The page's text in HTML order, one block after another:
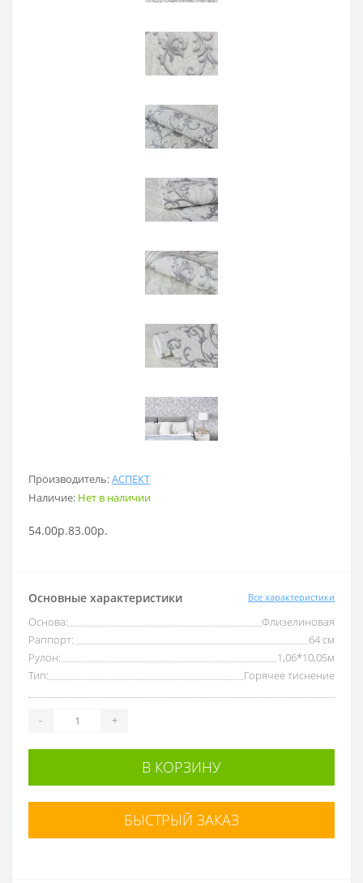
Производитель:АСПЕКТ
Наличие: Нет в наличии
54.00р.83.00р.
Основные характеристики Все характеристики
Основа:
Флизелиновая
Раппорт:
64 см
Рулон:
1,06*10,05м
Тип:
Горячее тиснение
- +
В КОРЗИНУ
БЫСТРЫЙ ЗАКАЗ